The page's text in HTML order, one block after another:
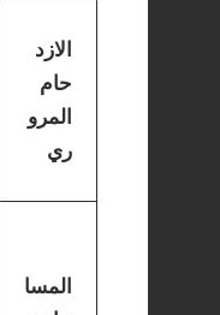
الازد
حام
المرو
ري
المسا